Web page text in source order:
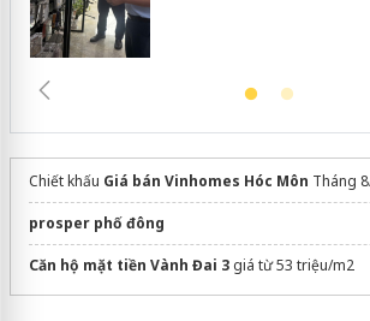
Chiết khấu Giá bán Vinhomes Hóc Môn Tháng
prosper phố đông
Căn hộ mặt tiền Vành Đai 3giá từ 53 triệu/m2